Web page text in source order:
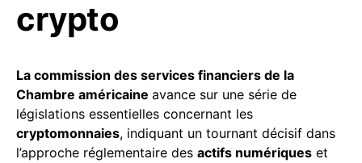
crypto
La commission des services financiers de la
Chambre américaine avance sur une série de
législations essentielles concernant les
cryptomonnaies, indiquant un tournant décisif dans
l’approche réglementaire des actifs numériques et